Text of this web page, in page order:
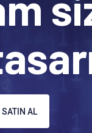
SATIN AL